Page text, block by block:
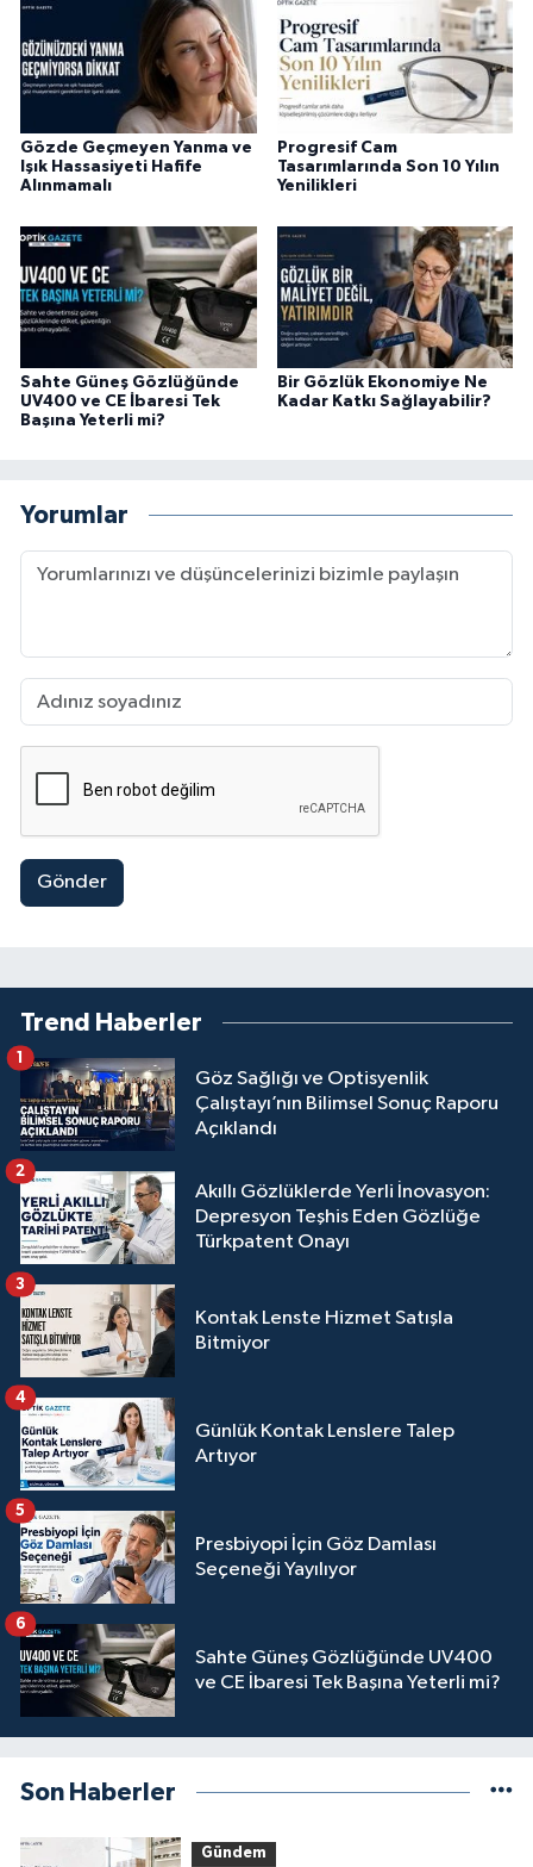
Gözde Geçmeyen Yanma ve
Işık Hassasiyeti Hafife
Alınmamalı
Progresif Cam
Tasarımlarında Son 10 Yılın
Yenilikleri
Sahte Güneş Gözlüğünde
UV400 ve CE İbaresi Tek
Başına Yeterli mi?
Bir Gözlük Ekonomiye Ne
Kadar Katkı Sağlayabilir?
Yorumlar
Gönder
Trend Haberler
Göz Sağlığı ve Optisyenlik
Çalıştayı’nın Bilimsel Sonuç Raporu
Açıklandı
1
Akıllı Gözlüklerde Yerli İnovasyon:
Depresyon Teşhis Eden Gözlüğe
Türkpatent Onayı
2
Kontak Lenste Hizmet Satışla
Bitmiyor
3
Günlük Kontak Lenslere Talep
Artıyor
4
Presbiyopi İçin Göz Damlası
Seçeneği Yayılıyor
5
Sahte Güneş Gözlüğünde UV400
ve CE İbaresi Tek Başına Yeterli mi?
6
Son Haberler
Gündem